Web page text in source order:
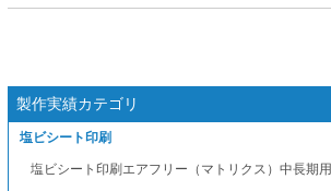
製作実績カテゴリ
塩ビシート印刷
塩ビシート印刷エアフリー（マトリクス）中長期用